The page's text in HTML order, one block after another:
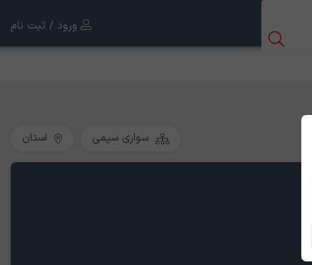
ورود / ثبت نام
سواری سیمی استان